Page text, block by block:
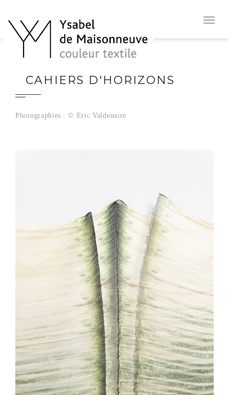
CAHIERS D'HORIZONS
Photographies : © Eric Valdenaire